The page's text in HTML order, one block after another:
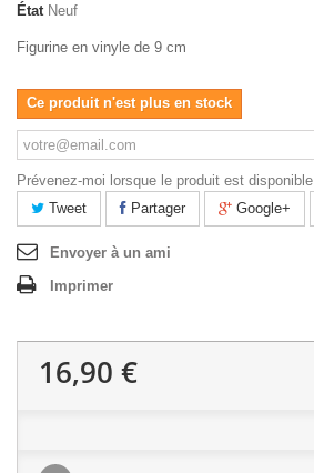
État Neuf
Figurine en vinyle de 9 cm
Ce produit n'est plus en stock
Prévenez-moi lorsque le produit est disponible
Tweet
Partager Google+
Envoyer à un ami
Imprimer
16,90 €